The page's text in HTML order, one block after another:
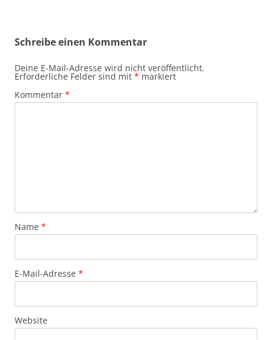
Schreibe einen Kommentar
Deine E-Mail-Adresse wird nicht veröffentlicht.
Erforderliche Felder sind mit * markiert
Kommentar *
Name *
E-Mail-Adresse *
Website